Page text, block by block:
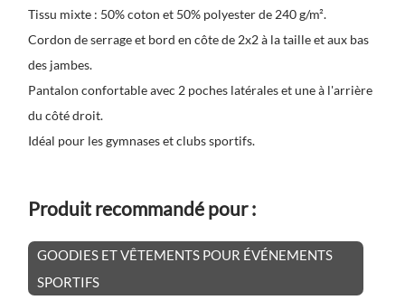
Tissu mixte : 50% coton et 50% polyester de 240 g/m².
Cordon de serrage et bord en côte de 2x2 à la taille et aux bas
des jambes.
Pantalon confortable avec 2 poches latérales et une à l'arrière
du côté droit.
Idéal pour les gymnases et clubs sportifs.
Produit recommandé pour :
GOODIES ET VÊTEMENTS POUR ÉVÉNEMENTS
SPORTIFS